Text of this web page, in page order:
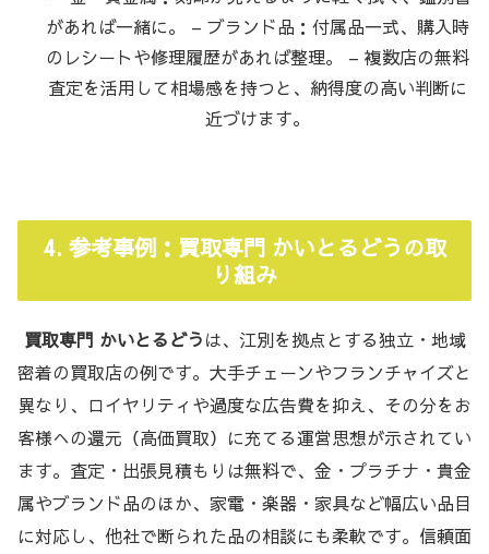
があれば一緒に。 – ブランド品：付属品一式、購入時
のレシートや修理履歴があれば整理。 – 複数店の無料
査定を活用して相場感を持つと、納得度の高い判断に
近づけます。
4. 参考事例：買取専門 かいとるどうの取
り組み
買取専門 かいとるどうは、江別を拠点とする独立・地域
密着の買取店の例です。大手チェーンやフランチャイズと
異なり、ロイヤリティや過度な広告費を抑え、その分をお
客様への還元（高価買取）に充てる運営思想が示されてい
ます。査定・出張見積もりは無料で、金・プラチナ・貴金
属やブランド品のほか、家電・楽器・家具など幅広い品目
に対応し、他社で断られた品の相談にも柔軟です。信頼面